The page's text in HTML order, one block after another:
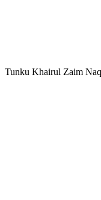
Tunku Khairul Zaim